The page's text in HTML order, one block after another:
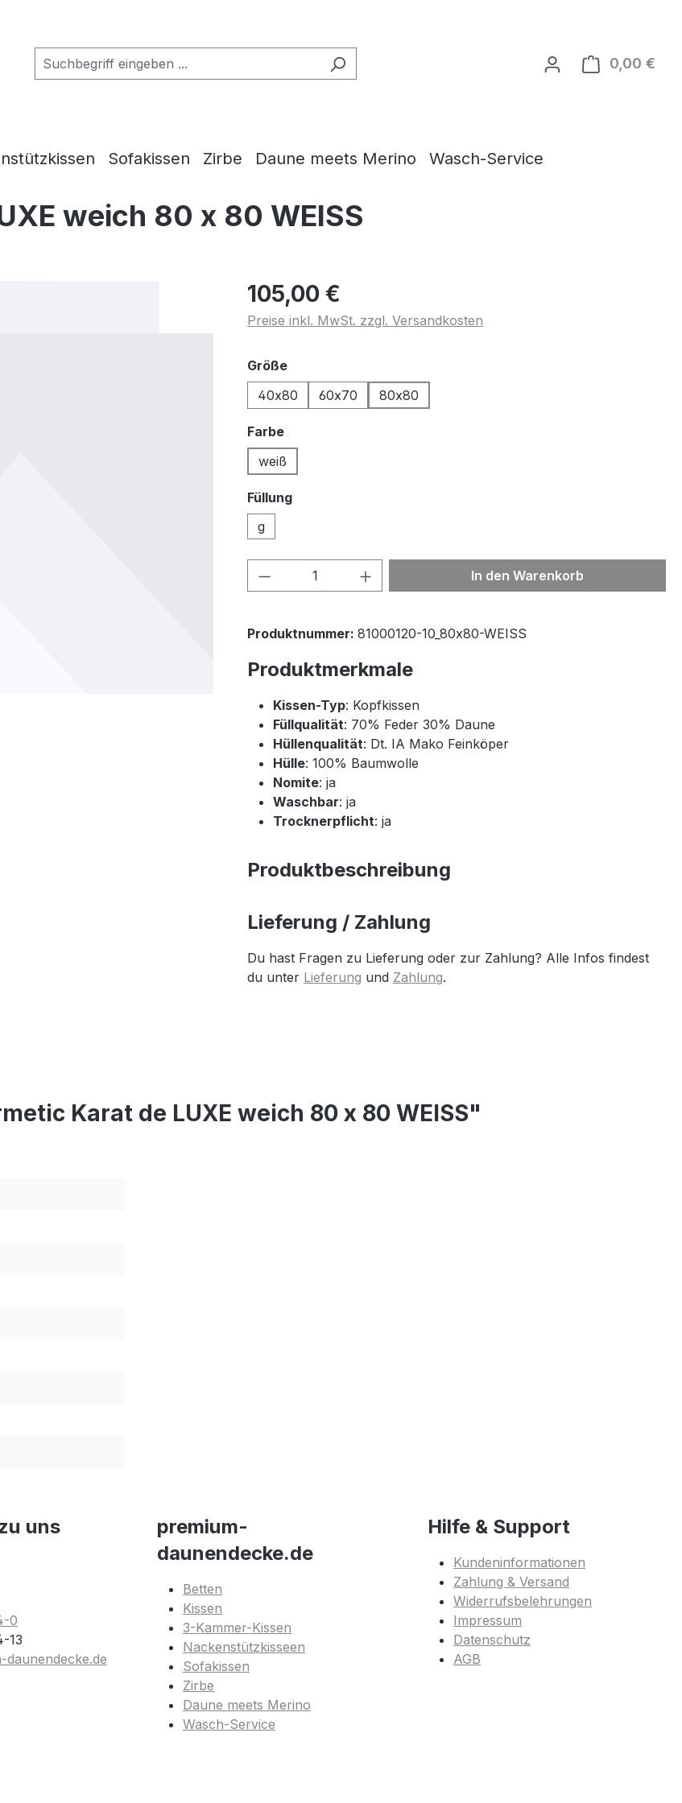
0,00 €
Sofakissen Zirbe Daune meets Merino Wasch-Service
weich 80 x 80 WEISS
105,00 €
Preise inkl. MwSt. zzgl. Versandkosten
Größeauswählen
40x80
60x70 80x80
Farbeauswählen
weiß
Füllung
g
Produkt Anzahl: Gib den gewünschten Wert
In den Warenkorb
Produktnummer: 81000120-10_80x80-WEISS
Produktmerkmale
Kissen-Typ: Kopfkissen
Füllqualität: 70% Feder 30% Daune
Hüllenqualität: Dt. IA Mako Feinköper
Hülle: 100% Baumwolle
Nomite: ja
Waschbar: ja
Trocknerpflicht: ja
Produktbeschreibung
Lieferung / Zahlung
Du hast Fragen zu Lieferung oder zur Zahlung? Alle Infos findest
du unter Lieferung und Zahlung.
Karat de LUXE weich 80 x 80 WEISS"
uns
0
13
daunendecke.de
premium-
daunendecke.de
Betten
Kissen
3-Kammer-Kissen
Nackenstützkisseen
Sofakissen
Zirbe
Daune meets Merino
Wasch-Service
Hilfe & Support
Kundeninformationen
Zahlung & Versand
Widerrufsbelehrungen
Impressum
Datenschutz
AGB